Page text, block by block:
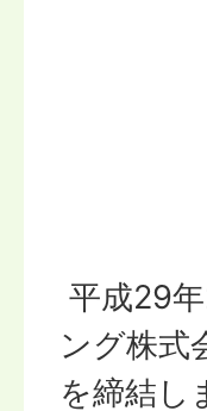
平成29
ング株式
を締結し